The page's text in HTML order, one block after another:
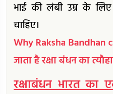
भाई की लंबी उम्र के
चाहिए।
Why Raksha Bandhan
जाता है रक्षा बंधन का
रक्षाबंधन भारत का